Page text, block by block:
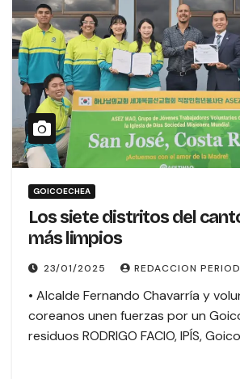
GOICOECHEA
Los siete distritos del
más limpios
23/01/2025 REDACCION
• Alcalde Fernando Chavarría y
coreanos unen fuerzas por un
residuos RODRIGO FACIO, IPÍS,